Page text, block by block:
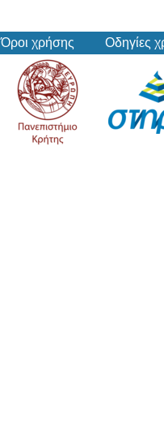
Όροι χρήσης Οδηγίες